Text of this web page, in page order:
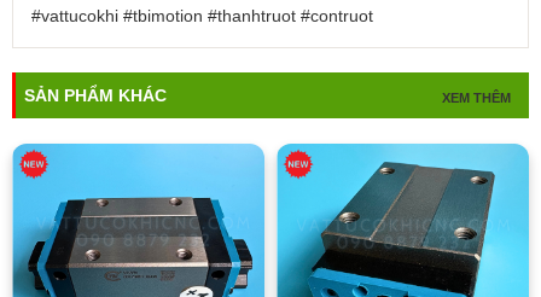
#vattucokhi #tbimotion #thanhtruot #contruot
SẢN PHẨM KHÁC XEM THÊM